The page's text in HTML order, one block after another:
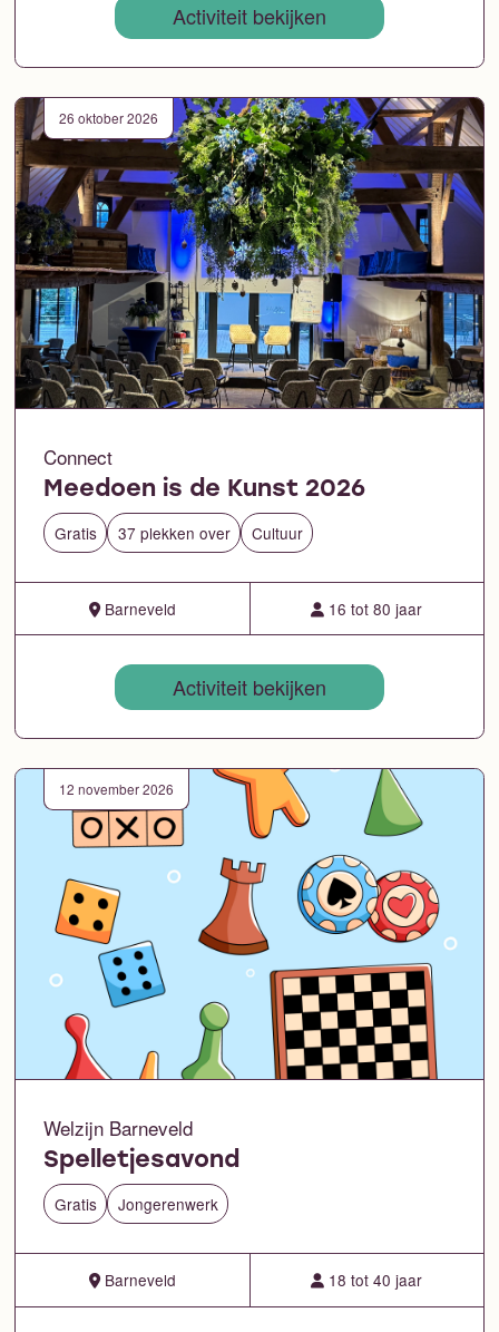
Activiteit bekijken
26 oktober 2026
Connect
Meedoen is de Kunst 2026
Gratis 37 plekken over Cultuur
Barneveld 16 tot 80 jaar
Activiteit bekijken
12 november 2026
Welzijn Barneveld
Spelletjesavond
Gratis Jongerenwerk
Barneveld 18 tot 40 jaar